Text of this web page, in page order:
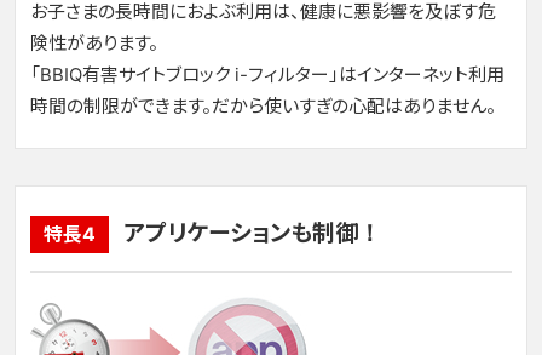
お子さまの長時間におよぶ利用は、健康に悪影響を及ぼす危
険性があります。
「BBIQ有害サイトブロック i-フィルター」はインターネット利用
時間の制限ができます。だから使いすぎの心配はありません。
特長4 アプリケーションも制御！